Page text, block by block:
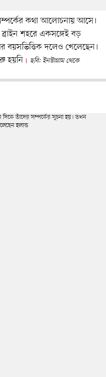
কথা আলোচনায় আসে।
শহরে একসঙ্গেই বড়
বয়সভিত্তিক দলেও খেলেছেন।
হয়নি
ছবি: ইনস্টাগ্রাম থেকে